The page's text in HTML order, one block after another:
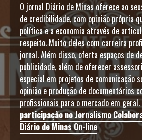
O jornal Diário de Minas oferece ao
de credibilidade, com opinião própria
política e a economia através de
respeito. Muito deles com carreira
jornal. Além disso, oferta espaços de
publicidade, além de oferecer
especial em projetos de comunicação
opinião e produção de documentários
profissionais para o mercado em geral.
participação no Jornalismo
Diário de Minas On-line